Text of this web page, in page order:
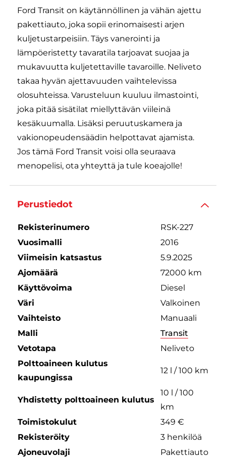
Ford Transit on käytännöllinen ja vähän ajettu
pakettiauto, joka sopii erinomaisesti arjen
kuljetustarpeisiin. Täys vanerointi ja
lämpöeristetty tavaratila tarjoavat suojaa ja
mukavuutta kuljetettaville tavaroille. Neliveto
takaa hyvän ajettavuuden vaihtelevissa
olosuhteissa. Varusteluun kuuluu ilmastointi,
joka pitää sisätilat miellyttävän viileinä
kesäkuumalla. Lisäksi peruutuskamera ja
vakionopeudensäädin helpottavat ajamista.
Jos tämä Ford Transit voisi olla seuraava
menopelisi, ota yhteyttä ja tule koeajolle!
Perustiedot
Rekisterinumero
RSK-227
Vuosimalli
2016
Viimeisin katsastus
5.9.2025
Ajomäärä
72000 km
Käyttövoima
Diesel
Väri
Valkoinen
Vaihteisto
Manuaali
Malli
Transit
Vetotapa
Neliveto
Polttoaineen kulutus
kaupungissa
12 l / 100 km
Yhdistetty polttoaineen kulutus
10 l / 100
km
Toimistokulut
349 €
Rekisteröity
3 henkilöä
Ajoneuvolaji
Pakettiauto